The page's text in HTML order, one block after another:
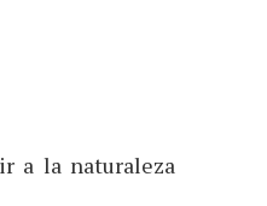
a la naturaleza